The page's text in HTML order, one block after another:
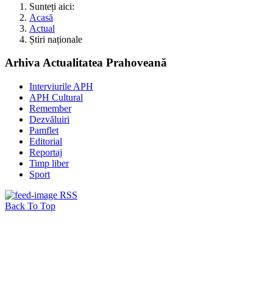
Sunteți aici:
Acasă
Actual
Știri naționale
Arhiva Actualitatea Prahoveană
Interviurile APH
APH Cultural
Remember
Dezvăluiri
Pamflet
Editorial
Reportaj
Timp liber
Sport
RSS
Back To Top